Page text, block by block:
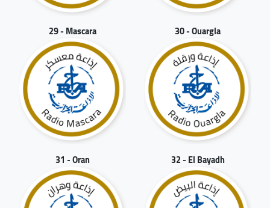
29 - Mascara 30 - Ouargla
31 - Oran 32 - El Bayadh